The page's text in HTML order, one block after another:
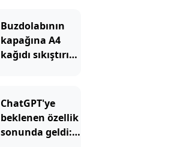
Buzdolabının
kapağına A4
kağıdı sıkıştırın
ChatGPT'ye
beklenen özellik
sonunda geldi: